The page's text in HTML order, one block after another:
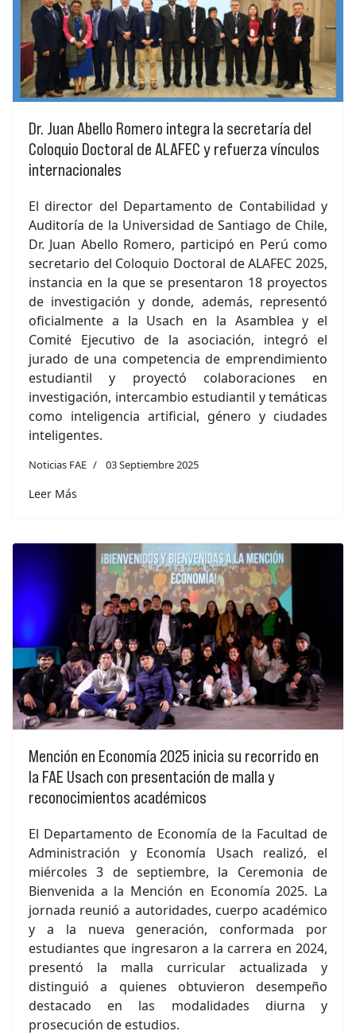
Dr. Juan Abello Romero integra la secretaría del
Coloquio Doctoral de ALAFEC y refuerza vínculos
internacionales
El director del Departamento de Contabilidad y
Auditoría de la Universidad de Santiago de Chile,
Dr. Juan Abello Romero, participó en Perú como
secretario del Coloquio Doctoral de ALAFEC 2025,
instancia en la que se presentaron 18 proyectos
de investigación y donde, además, representó
oficialmente a la Usach en la Asamblea y el
Comité Ejecutivo de la asociación, integró el
jurado de una competencia de emprendimiento
estudiantil y proyectó colaboraciones en
investigación, intercambio estudiantil y temáticas
como inteligencia artificial, género y ciudades
inteligentes.
Noticias FAE 03 Septiembre 2025
Leer Más
Mención en Economía 2025 inicia su recorrido en
la FAE Usach con presentación de malla y
reconocimientos académicos
El Departamento de Economía de la Facultad de
Administración y Economía Usach realizó, el
miércoles 3 de septiembre, la Ceremonia de
Bienvenida a la Mención en Economía 2025. La
jornada reunió a autoridades, cuerpo académico
y a la nueva generación, conformada por
estudiantes que ingresaron a la carrera en 2024,
presentó la malla curricular actualizada y
distinguió a quienes obtuvieron desempeño
destacado en las modalidades diurna y
prosecución de estudios.